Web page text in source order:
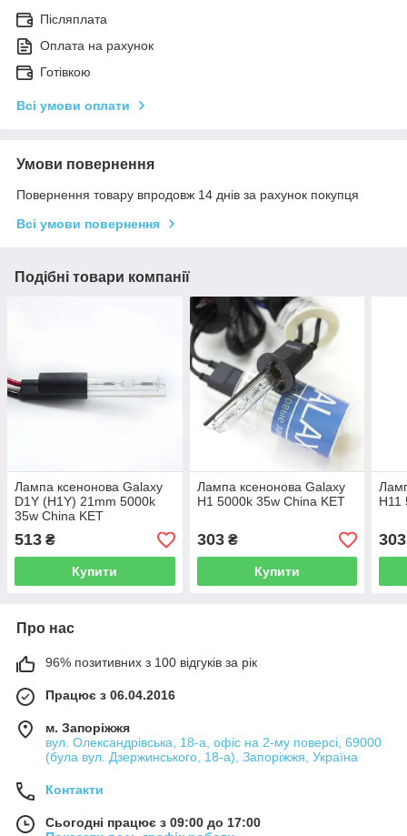
Післяплата
Оплата на рахунок
Готівкою
Всі умови оплати
Умови повернення
Повернення товару впродовж 14 днів за рахунок покупця
Всі умови повернення
Подібні товари компанії
Лампа ксенонова Galaxy
D1Y (H1Y) 21mm 5000k
35w China KET
513 ₴
Купити
Лампа ксенонова Galaxy
H1 5000k 35w China KET
303₴
Купити
H11
303
Про нас
96% позитивних з 100 відгуків за рік
Працює з 06.04.2016
м. Запоріжжя
вул. Олександрівська, 18-а, офіс на 2-му поверсі, 69000
(була вул. Дзержинського, 18-а), Запоріжжя, Україна
Контакти
Сьогодні працює з 09:00 до 17:00